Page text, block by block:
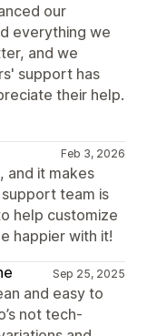
our
everything we
and we
support has
their help.
Feb 3, 2026
and it makes
team is
help customize
happier with it!
Sep 25, 2025
and easy to
not tech-